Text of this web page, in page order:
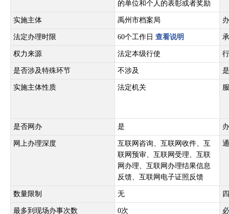
的单位和个人的表彰或者奖励
实施主体 禹州市档案局
法定办理时限 60个工作日 查看说明
权力来源 法定本级行使
是否涉及特殊环节 不涉及
实施主体性质 法定机关
是否网办 是
网上办理深度
互联网咨询、互联网收件、互
联网预审、互联网受理、互联
网办理、互联网办理结果信息
反馈、互联网电子证照反馈
数量限制 无
最多到现场办事次数 0次